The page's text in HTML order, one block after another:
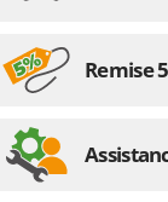
Weber
Wiper
Wolf Garten
Remise